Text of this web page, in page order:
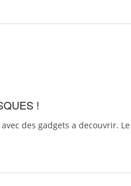
!
des gadgets a decouvrir.